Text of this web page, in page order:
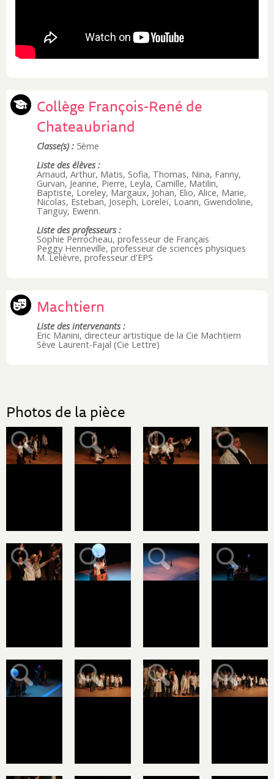
Collège François-René de
Chateaubriand
Classe(s) : 5ème
Liste des élèves :
Arnaud, Arthur, Matis, Sofia, Thomas, Nina, Fanny,
Gurvan, Jeanne, Pierre, Leyla, Camille, Matilin,
Baptiste, Loreley, Margaux, Johan, Elio, Alice, Marie,
Nicolas, Esteban, Joseph, Loreleï, Loann, Gwendoline,
Tanguy, Ewenn.
Liste des professeurs :
Sophie Perrocheau, professeur de Français
Peggy Henneville, professeur de sciences physiques
M. Lelièvre, professeur d'EPS
Machtiern
Liste des intervenants :
Eric Manini, directeur artistique de la Cie Machtiern
Sève Laurent-Fajal (Cie Lettre)
Photos de la pièce